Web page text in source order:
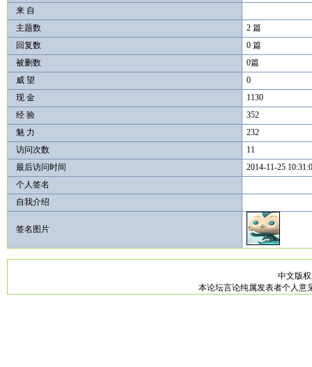
来 自
主题数
2 篇
回复数
0 篇
被删数
0篇
威 望
0
现 金
1130
经 验
352
魅 力
232
访问次数
11
最后访问时间
2014-11-25
个人签名
自我介绍
签名图片
中文版
本论坛言论纯属发表者个人意